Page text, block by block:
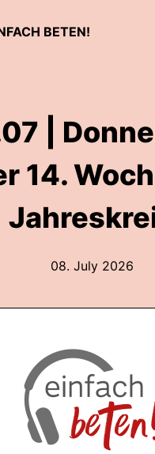
BETEN!
|
14.
08. July 2026